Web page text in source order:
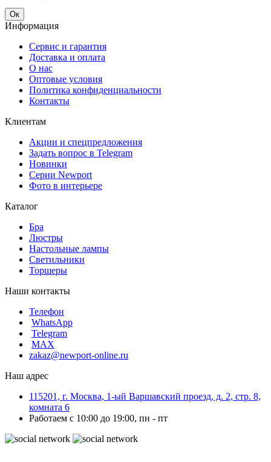
Ок
Информация
Сервис и гарантия
Доставка и оплата
О нас
Оптовые условия
Политика конфиденциальности
Контакты
Клиентам
Акции и спецпредложения
Задать вопрос в Telegram
Новинки
Серии Newport
Фото в интерьере
Каталог
Бра
Люстры
Настольные лампы
Светильники
Торшеры
Наши контакты
Телефон
WhatsApp
Telegram
MAX
zakaz@newport-online.ru
Наш адрес
115201, г. Москва, 1-ый Варшавский проезд, д. 2, стр. 8,
комната 6
Работаем с 10:00 до 19:00, пн - пт